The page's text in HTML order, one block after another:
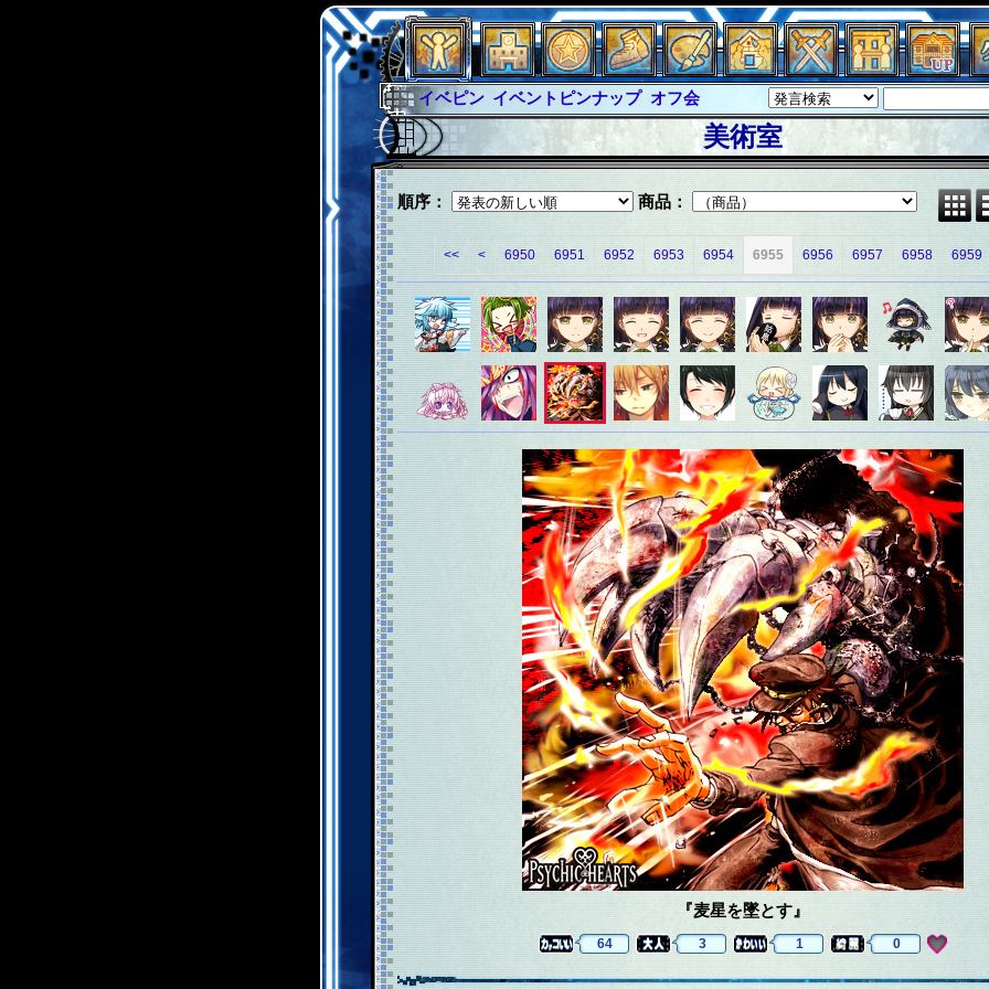
イベピン イベントピンナップ オフ会
グラシャ
グラシャ・ラボラス
グローバルジャスティス サイキックハーツ
サイキックハーツ大戦 シュラウド
ソロモン
ファイナル
アブソーバー
美術室
順序： 商品：
<< < 6950 6951 6952 6953 6954 6955 6956 6957 6958 6959
『麦星を墜とす』
64 3 1 0